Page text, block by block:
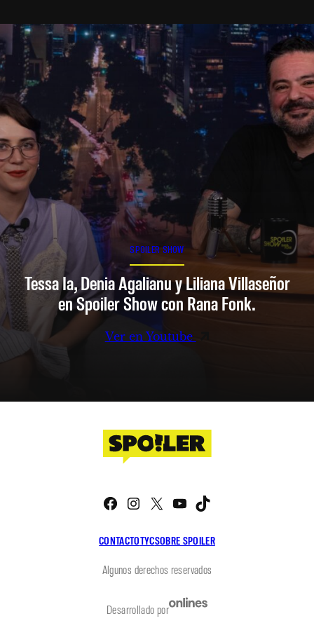
SPOILER SHOW
Tessa Ia, Denia Agalianu y Liliana Villaseñor
en Spoiler Show con Rana Fonk.
Ver en Youtube
CONTACTOTYCSOBRE SPOILER
Facebook
Instagram
X YouTube
Algunos derechos reservados
Desarrollado por